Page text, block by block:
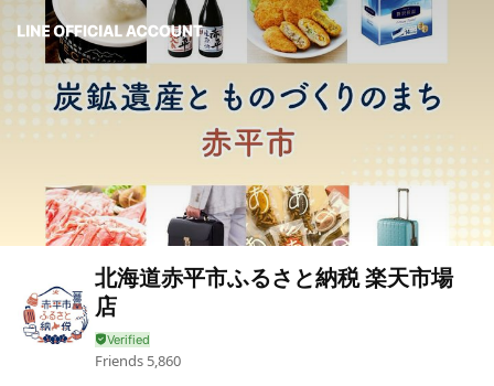
北海道赤平市ふるさと納税 楽天市場
店
Friends 5,860